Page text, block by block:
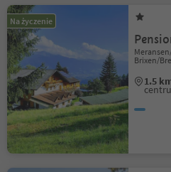
Na życzenie
Brixen/
1.5